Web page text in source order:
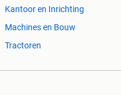
Kantoor en Inrichting
Machines en Bouw
Tractoren